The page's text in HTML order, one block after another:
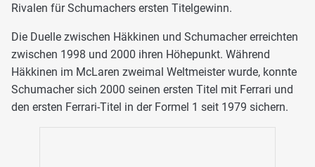
Rivalen für Schumachers ersten Titelgewinn.
Die Duelle zwischen Häkkinen und Schumacher erreichten
zwischen 1998 und 2000 ihren Höhepunkt. Während
Häkkinen im McLaren zweimal Weltmeister wurde, konnte
Schumacher sich 2000 seinen ersten Titel mit Ferrari und
den ersten Ferrari-Titel in der Formel 1 seit 1979 sichern.